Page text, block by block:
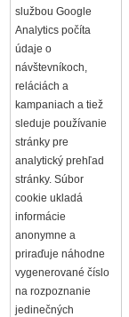
službou Google
Analytics počíta
údaje o
návštevníkoch,
reláciách a
kampaniach a tiež
sleduje používanie
stránky pre
analytický prehľad
stránky. Súbor
cookie ukladá
informácie
anonymne a
priraďuje náhodne
vygenerované číslo
na rozpoznanie
jedinečných